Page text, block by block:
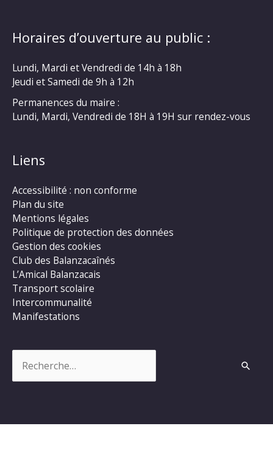
Horaires d’ouverture au public :
Lundi, Mardi et Vendredi de 14h à 18h
Jeudi et Samedi de 9h à 12h
Permanences du maire :
Lundi, Mardi, Vendredi de 18H à 19H sur rendez-vous
Liens
Accessibilité : non conforme
Plan du site
Mentions légales
Politique de protection des données
Gestion des cookies
Club des Balanzacaînés
L’Amical Balanzacais
Transport scolaire
Intercommunalité
Manifestations